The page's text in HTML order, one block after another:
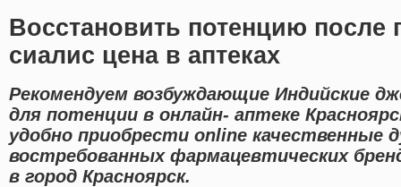
Восстановить потенцию после
сиалис цена в аптеках
Рекомендуем возбуждающие Индийские
для потенции в онлайн- аптеке
удобно приобрести online качественные
востребованных фармацевтических
в город Красноярск.